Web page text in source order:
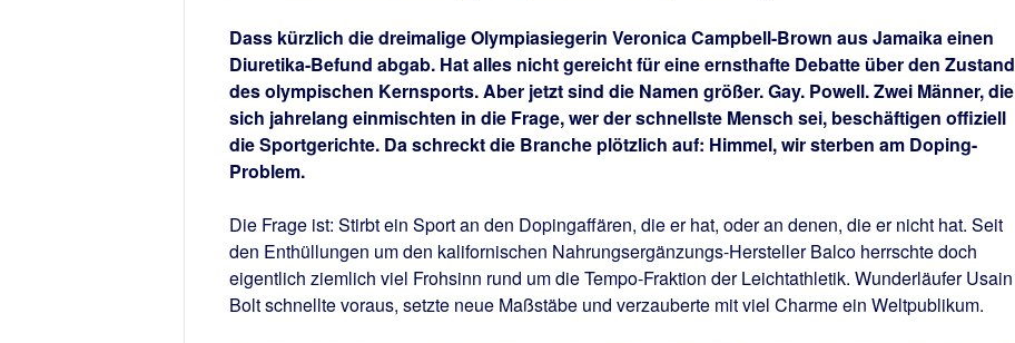
Dass kürzlich die dreimalige Olympiasiegerin Veronica Campbell-Brown aus Jamaika einen
Diuretika-Befund abgab. Hat alles nicht gereicht für eine ernsthafte Debatte über den Zustand
des olympischen Kernsports. Aber jetzt sind die Namen größer. Gay. Powell. Zwei Männer, die
sich jahrelang einmischten in die Frage, wer der schnellste Mensch sei, beschäftigen offiziell
die Sportgerichte. Da schreckt die Branche plötzlich auf: Himmel, wir sterben am Doping-
Problem.
Die Frage ist: Stirbt ein Sport an den Dopingaffären, die er hat, oder an denen, die er nicht hat. Seit
den Enthüllungen um den kalifornischen Nahrungsergänzungs-Hersteller Balco herrschte doch
eigentlich ziemlich viel Frohsinn rund um die Tempo-Fraktion der Leichtathletik. Wunderläufer Usain
Bolt schnellte voraus, setzte neue Maßstäbe und verzauberte mit viel Charme ein Weltpublikum.